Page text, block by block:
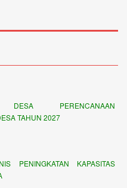
DESA PERENCANAAN
TAHUN 2027
PENINGKATAN KAPASITAS